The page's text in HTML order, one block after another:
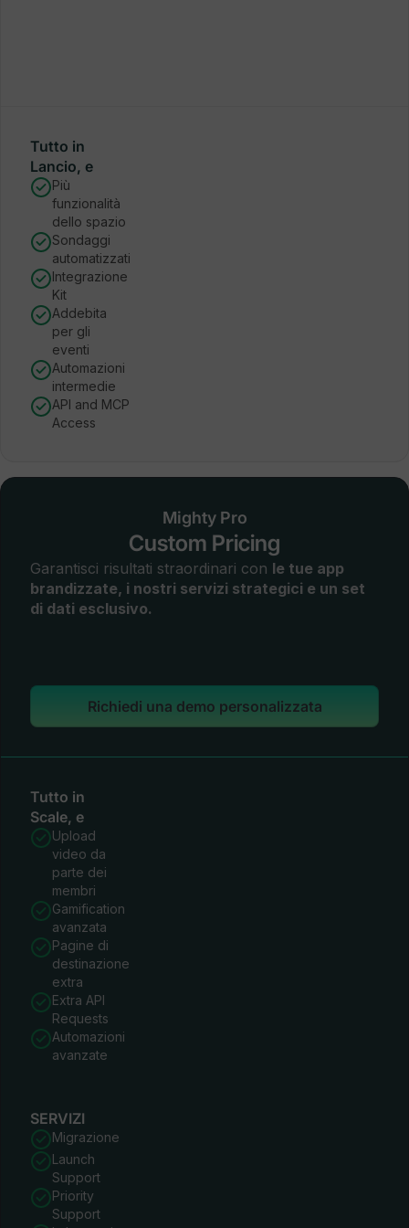
Tutto in
Lancio, e
Più
funzionalità
dello spazio
Sondaggi
automatizzati
Integrazione
Kit
Addebita
per gli
eventi
Automazioni
intermedie
API and MCP
Access
Mighty Pro
Custom Pricing
Garantisci risultati straordinari con le tue app
brandizzate, i nostri servizi strategici e un set
di dati esclusivo.
Richiedi una demo personalizzata
Tutto in
Scale, e
Upload
video da
parte dei
membri
Gamification
avanzata
Pagine di
destinazione
extra
Extra API
Requests
Automazioni
avanzate
SERVIZI
Migrazione
Launch
Support
Priority
Support